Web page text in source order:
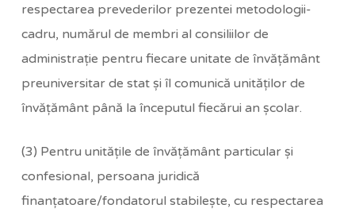
respectarea prevederilor prezentei metodologii-
cadru, numărul de membri al consiliilor de
administraţie pentru fiecare unitate de învăţământ
preuniversitar de stat şi îl comunică unităţilor de
învăţământ până la începutul fiecărui an şcolar.
(3) Pentru unităţile de învăţământ particular şi
confesional, persoana juridică
finanţatoare/fondatorul stabileşte, cu respectarea